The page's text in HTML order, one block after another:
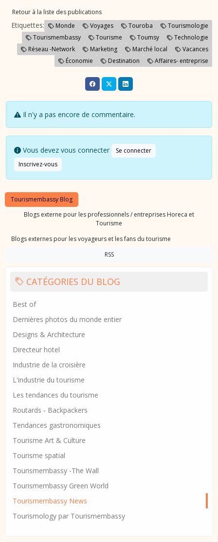
Retour à la liste des publications
Etiquettes: Monde Voyages Touroba
Tourismologie
Tourismembassy
Tourisme Toumsy
Technologie
Réseau -Network
Marketing Marché local
Vacances
Économie
Destination Affaires- entreprise
Il n'y a pas encore de commentaire.
Vous devez vous connecter
Se connecter
Inscrivez-vous
Tourismembassy Blog
Blogs externe pour les professionnels / entreprises Horeca et
Tourisme
Blogs externes pour les voyageurs et les fans du tourisme
RSS
CATÉGORIES DU BLOG
Best of
Dernières photos du monde entier
Designs & Architecture
Directeur hotel
Industrie de la croisière
L'industrie du tourisme
Les tendances du tourisme
Routards - Backpackers
Tendances gastronomiques
Tourisme Art & Culture
Tourisme spatial
Tourismembassy -The Wall
Tourismembassy Green World
Tourismembassy News
Tourismology par Tourismembassy